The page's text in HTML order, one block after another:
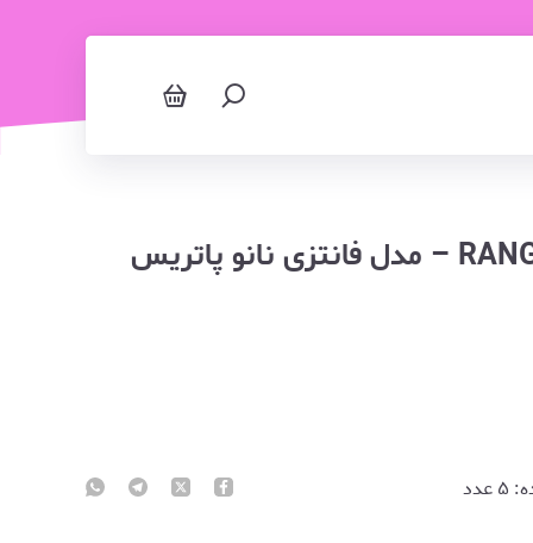
جوراب مچی طرح رنگو و ماهی RANGO – مدل فانتزی نانو پاتریس
۵عدد